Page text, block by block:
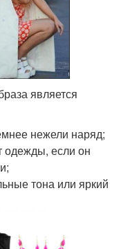
является
нежели наряд;
одежды, если он
тона или яркий